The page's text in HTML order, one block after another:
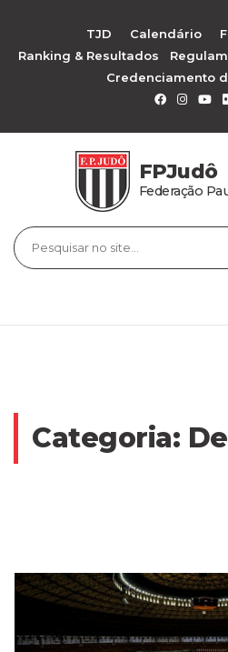
TJD Calendário
Ranking & Resultados
Credenciamento
FPJudô
Federação
Categoria: